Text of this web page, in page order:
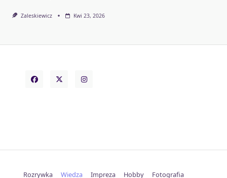
Zaleskiewicz Kwi 23, 2026
Rozrywka Wiedza Impreza Hobby Fotografia